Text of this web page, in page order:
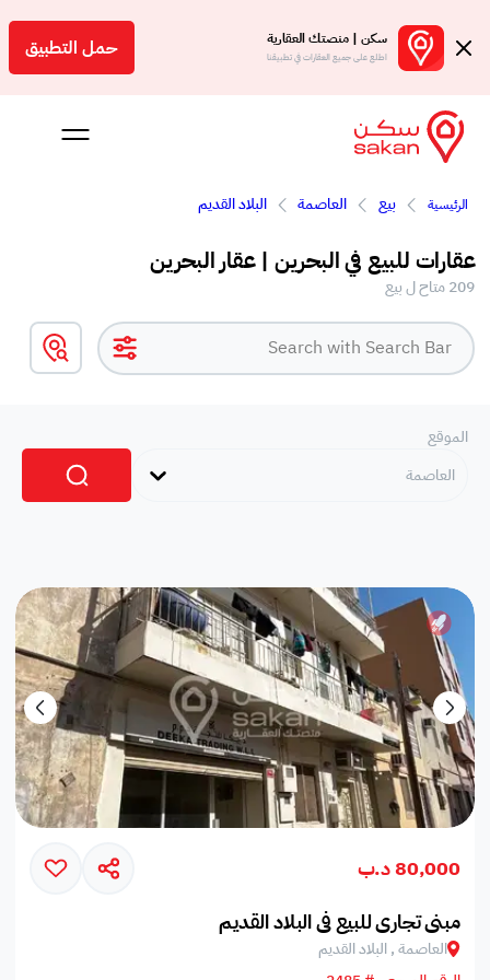
سكن | منصتك العقارية
اطلع على جميع العقارات في تطبيقنا حمل التطبيق
بالعمولة
الرئيسية بيع العاصمة البلاد القديم
عقارات للبيع في البحرين | عقار البحرين
209 متاح ل بيع
الموقع
العاصمة
80,000 د.ب
مبنى تجاري للبيع في البلاد القديم
العاصمة , البلاد القديم